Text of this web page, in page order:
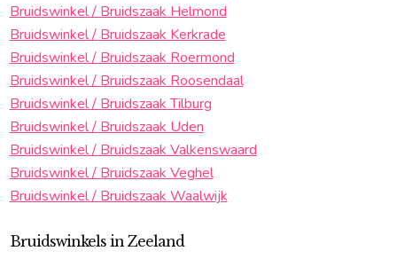
Bruidswinkel / Bruidszaak Helmond
Bruidswinkel / Bruidszaak Kerkrade
Bruidswinkel / Bruidszaak Roermond
Bruidswinkel / Bruidszaak Roosendaal
Bruidswinkel / Bruidszaak Tilburg
Bruidswinkel / Bruidszaak Uden
Bruidswinkel / Bruidszaak Valkenswaard
Bruidswinkel / Bruidszaak Veghel
Bruidswinkel / Bruidszaak Waalwijk
Bruidswinkels in Zeeland